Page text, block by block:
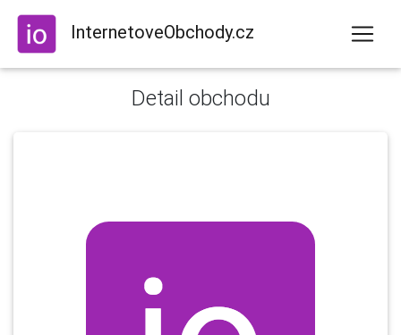
InternetoveObchody.cz
Detail obchodu